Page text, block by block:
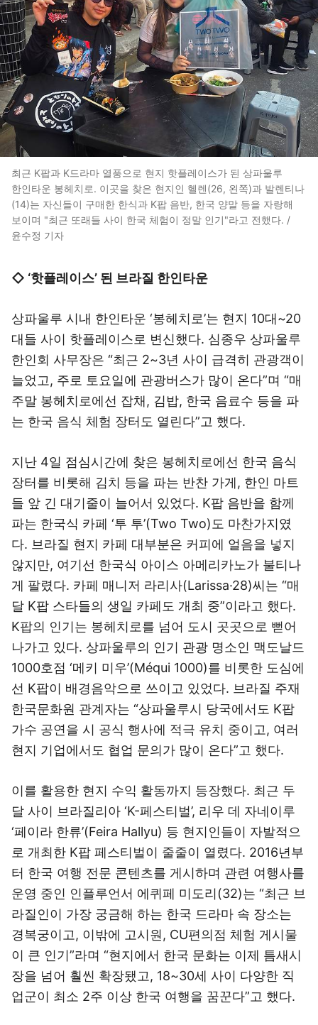
최근 K팝과 K드라마 열풍으로 현지 핫플레이스가 된 상파울루
한인타운 봉헤치로. 이곳을 찾은 현지인 헬렌(26, 왼쪽)과 발렌티나
(14)는 자신들이 구매한 한식과 K팝 음반, 한국 양말 등을 자랑해
보이며 "최근 또래들 사이 한국 체험이 정말 인기"라고 전했다. /
윤수정 기자
◇ ‘핫플레이스’ 된 브라질 한인타운
상파울루 시내 한인타운 ‘봉헤치로’는 현지 10대~20
대들 사이 핫플레이스로 변신했다. 심종우 상파울루
한인회 사무장은 “최근 2~3년 사이 급격히 관광객이
늘었고, 주로 토요일에 관광버스가 많이 온다”며 “매
주말 봉헤치로에선 잡채, 김밥, 한국 음료수 등을 파
는 한국 음식 체험 장터도 열린다”고 했다.
지난 4일 점심시간에 찾은 봉헤치로에선 한국 음식
장터를 비롯해 김치 등을 파는 반찬 가게, 한인 마트
들 앞 긴 대기줄이 늘어서 있었다. K팝 음반을 함께
파는 한국식 카페 ‘투 투’(Two Two)도 마찬가지였
다. 브라질 현지 카페 대부분은 커피에 얼음을 넣지
않지만, 여기선 한국식 아이스 아메리카노가 불티나
게 팔렸다. 카페 매니저 라리사(Larissa·28)씨는 “매
달 K팝 스타들의 생일 카페도 개최 중”이라고 했다.
K팝의 인기는 봉헤치로를 넘어 도시 곳곳으로 뻗어
나가고 있다. 상파울루의 인기 관광 명소인 맥도날드
1000호점 ‘메키 미우’(Méqui 1000)를 비롯한 도심에
선 K팝이 배경음악으로 쓰이고 있었다. 브라질 주재
한국문화원 관계자는 “상파울루시 당국에서도 K팝
가수 공연을 시 공식 행사에 적극 유치 중이고, 여러
현지 기업에서도 협업 문의가 많이 온다”고 했다.
이를 활용한 현지 수익 활동까지 등장했다. 최근 두
달 사이 브라질리아 ‘K-페스티벌’, 리우 데 자네이루
‘페이라 한류’(Feira Hallyu) 등 현지인들이 자발적으
로 개최한 K팝 페스티벌이 줄줄이 열렸다. 2016년부
터 한국 여행 전문 콘텐츠를 게시하며 관련 여행사를
운영 중인 인플루언서 에퀴페 미도리(32)는 “최근 브
라질인이 가장 궁금해 하는 한국 드라마 속 장소는
경복궁이고, 이밖에 고시원, CU편의점 체험 게시물
이 큰 인기”라며 “현지에서 한국 문화는 이제 틈새시
장을 넘어 훨씬 확장됐고, 18~30세 사이 다양한 직
업군이 최소 2주 이상 한국 여행을 꿈꾼다”고 했다.